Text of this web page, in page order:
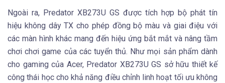
Ngoài ra, Predator XB273U GS được tích hợp bộ phát tín
hiệu không dây TX cho phép đồng bộ màu và giai điệu với
các màn hình khác mang đến hiệu ứng bắt mắt và nâng tầm
chơi chơi game của các tuyển thủ. Như mọi sản phẩm dành
cho gaming của Acer, Predator XB273U GS sở hữu thiết kế
công thái học cho khả năng điều chỉnh linh hoạt tối ưu không